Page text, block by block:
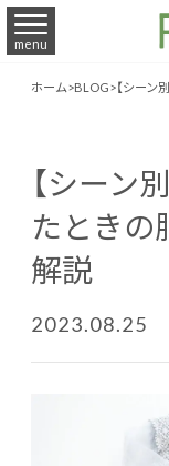
menu
ホーム>BLOG>【シーン
【シーン
たときの
解説
2023.08.25